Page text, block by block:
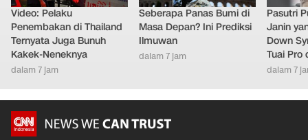
Video: Pelaku
Penembakan di Thailand
Ternyata Juga Bunuh
Kakek-Neneknya
dalam 7 jam
Seberapa Panas Bumi di
Masa Depan? Ini Prediksi
Ilmuwan
dalam 7 jam
Pasutri
Janin
Down
Tuai Pro
dalam 7